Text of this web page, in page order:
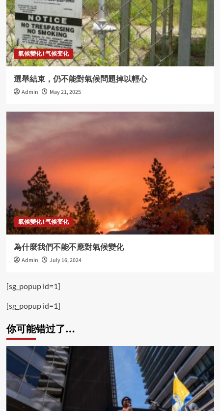
氣候變化 l 气候变化
選舉結束，仍不能對氣候問題掉以輕心
Admin May 21, 2025
氣候變化 l 气候变化
為什麼我們不能不應對氣候變化
Admin July 16, 2024
[sg_popup id=1]
[sg_popup id=1]
你可能错过了…